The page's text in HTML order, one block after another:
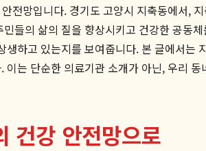
전망입니다. 경기도 고양시 지축동에서,
들의 삶의 질을 향상시키고 건강한 공동
하고 있는지를 보여줍니다. 본 글에서는
는 단순한 의료기관 소개가 아닌, 우리
건강 안전망으로